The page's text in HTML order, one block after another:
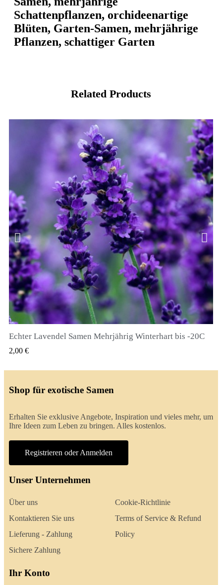
Schattenpflanzen, orchideenartige
Blüten, Garten-Samen, mehrjährige
Pflanzen, schattiger Garten
Related Products
QUICK VIEW
Echter Lavendel Samen Mehrjährig Winterhart bis -20C
2,00 €
Shop für exotische Samen
Erhalten Sie exklusive Angebote, Inspiration und vieles mehr, um
Ihre Ideen zum Leben zu bringen. Alles kostenlos.
Registrieren oder Anmelden
Unser Unternehmen
Über uns
Kontaktieren Sie uns
Lieferung - Zahlung
Sichere Zahlung
Cookie-Richtlinie
Terms of Service & Refund
Policy
Ihr Konto